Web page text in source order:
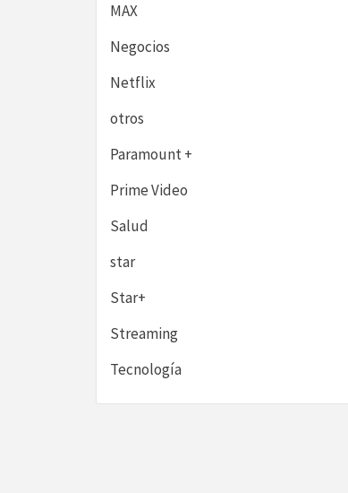
MAX
Negocios
Netflix
otros
Paramount +
Prime Video
Salud
star
Star+
Streaming
Tecnología